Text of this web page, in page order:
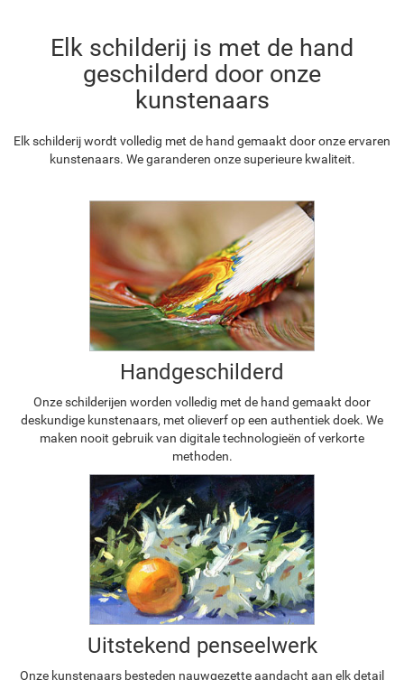
Elk schilderij is met de hand
geschilderd door onze
kunstenaars
Elk schilderij wordt volledig met de hand gemaakt door onze ervaren
kunstenaars. We garanderen onze superieure kwaliteit.
Handgeschilderd
Onze schilderijen worden volledig met de hand gemaakt door
deskundige kunstenaars, met olieverf op een authentiek doek. We
maken nooit gebruik van digitale technologieën of verkorte
methoden.
Uitstekend penseelwerk
Onze kunstenaars besteden nauwgezette aandacht aan elk detail